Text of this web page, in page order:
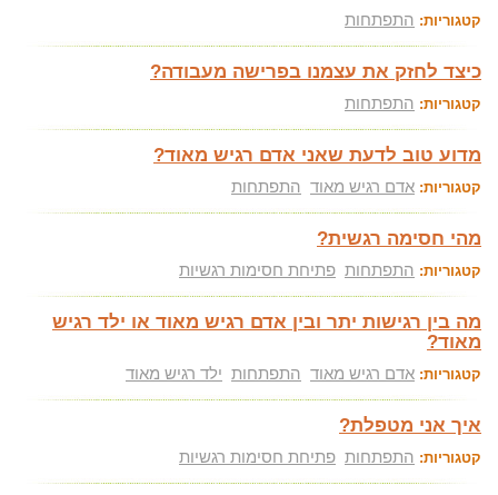
קטגוריות: התפתחות
כיצד לחזק את עצמנו בפרישה מעבודה?
קטגוריות: התפתחות
מדוע טוב לדעת שאני אדם רגיש מאוד?
קטגוריות: אדם רגיש מאוד התפתחות
מהי חסימה רגשית?
קטגוריות: התפתחות פתיחת חסימות רגשיות
מה בין רגישות יתר ובין אדם רגיש מאוד או ילד רגיש
מאוד?
קטגוריות: אדם רגיש מאוד התפתחות ילד רגיש מאוד
איך אני מטפלת?
קטגוריות: התפתחות פתיחת חסימות רגשיות